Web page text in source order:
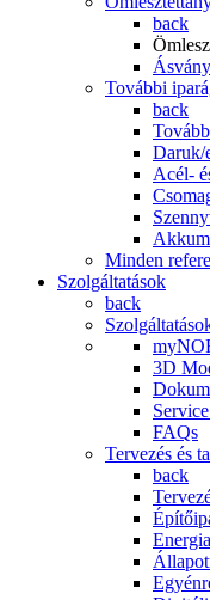
back
További
back
Daruk/
Acél-
Minden
Szolgáltatások
back
3D
FAQs
Tervezés és
back